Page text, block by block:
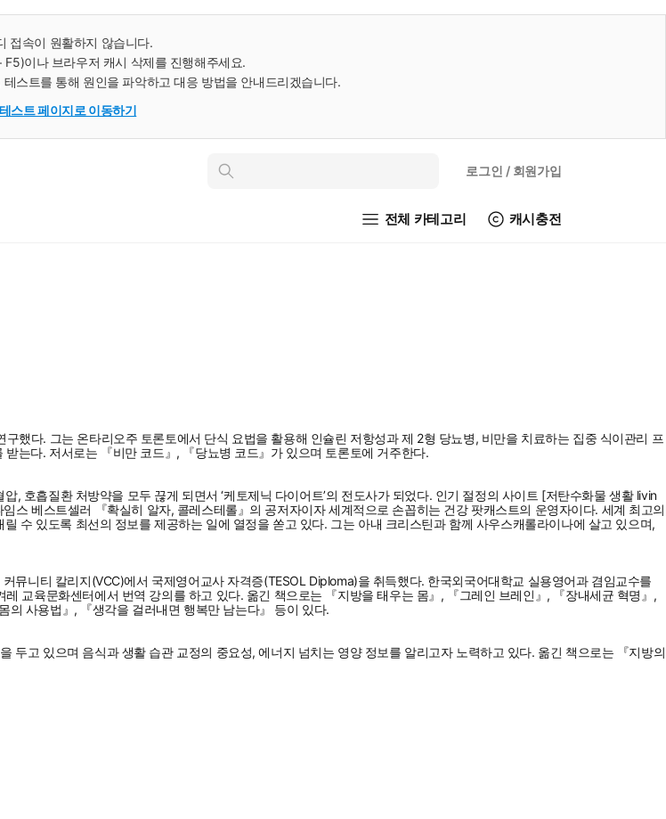
접속이 원활하지 않습니다.
F5)이나 브라우저 캐시 삭제를 진행해주세요.
스트를 통해 원인을 파악하고 대응 방법을 안내드리겠습니다.
테스트 페이지로 이동하기
인
로그인 / 회원가입
전체 카테고리 캐시충전
했다. 그는 온타리오주 토론토에서 단식 요법을 활용해 인슐린 저항성과 제 2형 당뇨병, 비만을 치료하는 집중 식이관리 프
는다. 저서로는 『비만 코드』, 『당뇨병 코드』가 있으며 토론토에 거주한다.
호흡질환 처방약을 모두 끊게 되면서 ‘케토제닉 다이어트’의 전도사가 되었다. 인기 절정의 사이트 [저탄수화물 생활 livin
베스트셀러 『확실히 알자, 콜레스테롤』의 공저자이자 세계적으로 손꼽히는 건강 팟캐스트의 운영자이다. 세계 최고의
수 있도록 최선의 정보를 제공하는 일에 열정을 쏟고 있다. 그는 아내 크리스틴과 함께 사우스캐롤라이나에 살고 있으며,
니티 칼리지(VCC)에서 국제영어교사 자격증(TESOL Diploma)을 취득했다. 한국외국어대학교 실용영어과 겸임교수를
교육문화센터에서 번역 강의를 하고 있다. 옮긴 책으로는 『지방을 태우는 몸』, 『그레인 브레인』, 『장내세균 혁명』,
의 사용법』, 『생각을 걸러내면 행복만 남는다』 등이 있다.
고 있으며 음식과 생활 습관 교정의 중요성, 에너지 넘치는 영양 정보를 알리고자 노력하고 있다. 옮긴 책으로는 『지방의